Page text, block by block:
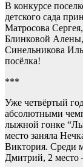
В конкурсе
детского сада
Матросова
Блинковой
Синельникова
посёлка!
***
Уже четвёртый
абсолютными
лыжной гонке
место заняла
Виктория. Среди
Дмитрий, 2 место